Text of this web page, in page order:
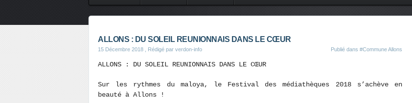
ALLONS : DU SOLEIL REUNIONNAIS DANS LE CŒUR
15 Décembre 2018 , Rédigé par verdon-info Publié dans #Commune Allons
ALLONS : DU SOLEIL REUNIONNAIS DANS LE CŒUR
Sur les rythmes du maloya, le Festival des médiathèques 2018 s’achève en
beauté à Allons !